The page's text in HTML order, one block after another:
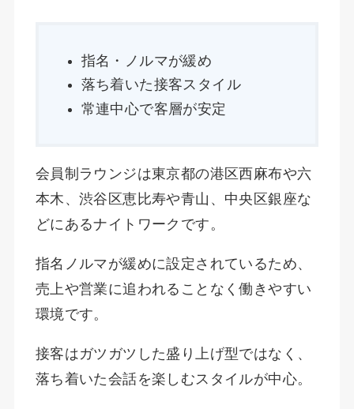
指名・ノルマが緩め
落ち着いた接客スタイル
常連中心で客層が安定
会員制ラウンジは東京都の港区西麻布や六
本木、渋谷区恵比寿や青山、中央区銀座な
どにあるナイトワークです。
指名ノルマが緩めに設定されているため、
売上や営業に追われることなく働きやすい
環境です。
接客はガツガツした盛り上げ型ではなく、
落ち着いた会話を楽しむスタイルが中心。